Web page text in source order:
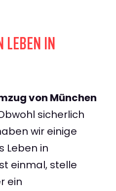
IN
von München
sicherlich
wir einige
Leben in
einmal, stelle
ein